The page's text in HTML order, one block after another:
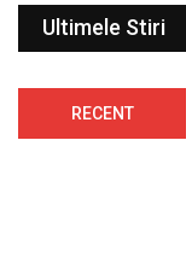
Ultimele Stiri
RECENT